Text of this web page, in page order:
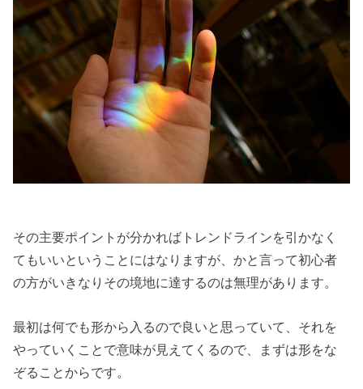
その主要ポイントが分かればトレンドラインを引かなく
てもいいということにはなりますが、かと言って初心者
の方がいきなりその境地に達するのは無理があります。
最初は何でも形から入るので良いと思っていて、それを
やっていくことで意味が見えてくるので、まずは形をな
ぞることからです。